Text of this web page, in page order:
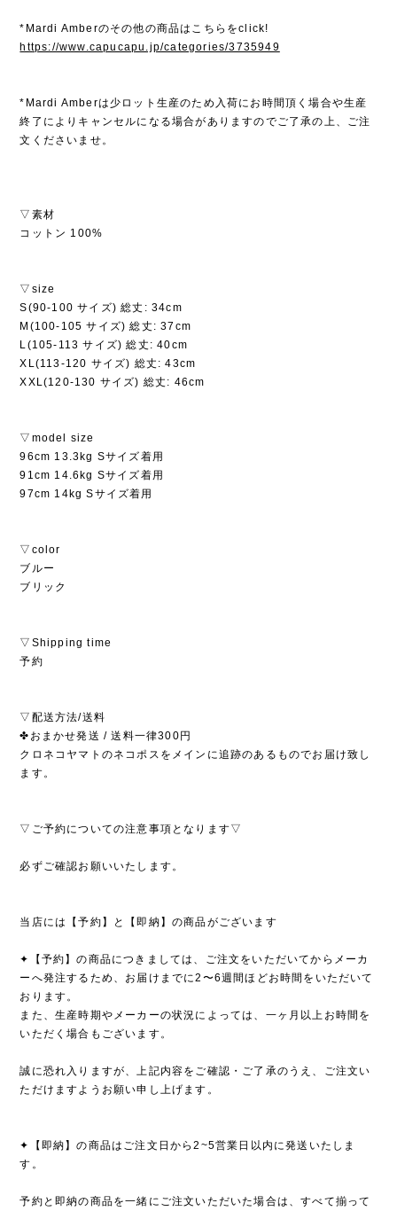
*Mardi Amberのその他の商品はこちらをclick!
https://www.capucapu.jp/categories/3735949
*Mardi Amberは少ロット生産のため入荷にお時間頂く場合や生産
終了によりキャンセルになる場合がありますのでご了承の上、ご注
文くださいませ。
▽素材
コットン 100%
▽size
S(90-100 サイズ) 総丈: 34cm
M(100-105 サイズ) 総丈: 37cm
L(105-113 サイズ) 総丈: 40cm
XL(113-120 サイズ) 総丈: 43cm
XXL(120-130 サイズ) 総丈: 46cm
▽model size
96cm 13.3kg Sサイズ着用
91cm 14.6kg Sサイズ着用
97cm 14kg Sサイズ着用
▽color
ブルー
ブリック
▽Shipping time
予約
▽配送方法/送料
✤おまかせ発送 / 送料一律300円
クロネコヤマトのネコポスをメインに追跡のあるものでお届け致し
ます。
▽ご予約についての注意事項となります▽
必ずご確認お願いいたします。
当店には【予約】と【即納】の商品がございます
✦【予約】の商品につきましては、ご注文をいただいてからメーカ
ーへ発注するため、お届けまでに2〜6週間ほどお時間をいただいて
おります。
また、生産時期やメーカーの状況によっては、一ヶ月以上お時間を
いただく場合もございます。
誠に恐れ入りますが、上記内容をご確認・ご了承のうえ、ご注文い
ただけますようお願い申し上げます。
✦【即納】の商品はご注文日から2~5営業日以内に発送いたしま
す。
予約と即納の商品を一緒にご注文いただいた場合は、すべて揃って